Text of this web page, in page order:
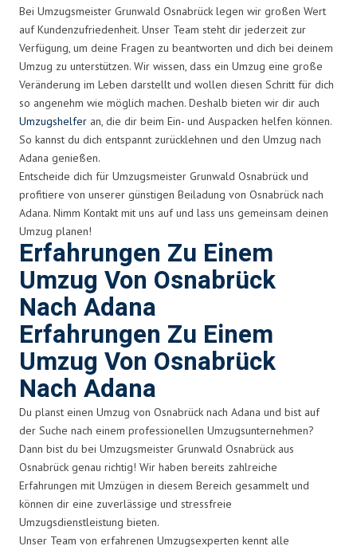
Bei Umzugsmeister Grunwald Osnabrück legen wir großen Wert
auf Kundenzufriedenheit. Unser Team steht dir jederzeit zur
Verfügung, um deine Fragen zu beantworten und dich bei deinem
Umzug zu unterstützen. Wir wissen, dass ein Umzug eine große
Veränderung im Leben darstellt und wollen diesen Schritt für dich
so angenehm wie möglich machen. Deshalb bieten wir dir auch
Umzugshelfer an, die dir beim Ein- und Auspacken helfen können.
So kannst du dich entspannt zurücklehnen und den Umzug nach
Adana genießen.
Entscheide dich für Umzugsmeister Grunwald Osnabrück und
profitiere von unserer günstigen Beiladung von Osnabrück nach
Adana. Nimm Kontakt mit uns auf und lass uns gemeinsam deinen
Umzug planen!
Erfahrungen Zu Einem
Umzug Von Osnabrück
Nach Adana
Erfahrungen Zu Einem
Umzug Von Osnabrück
Nach Adana
Du planst einen Umzug von Osnabrück nach Adana und bist auf
der Suche nach einem professionellen Umzugsunternehmen?
Dann bist du bei Umzugsmeister Grunwald Osnabrück aus
Osnabrück genau richtig! Wir haben bereits zahlreiche
Erfahrungen mit Umzügen in diesem Bereich gesammelt und
können dir eine zuverlässige und stressfreie
Umzugsdienstleistung bieten.
Unser Team von erfahrenen Umzugsexperten kennt alle